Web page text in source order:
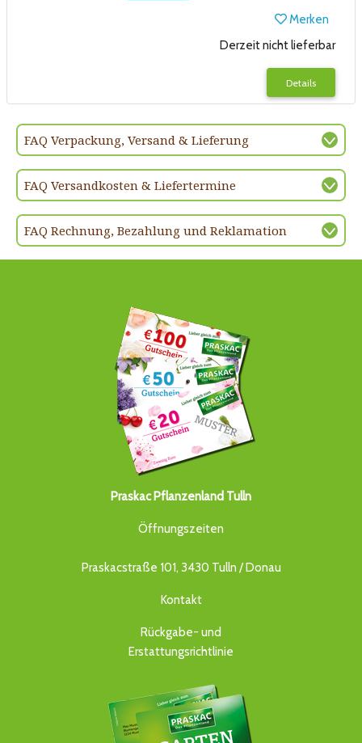
Merken
Derzeit nicht lieferbar
Details
FAQ Verpackung, Versand & Lieferung
FAQ Versandkosten & Liefertermine
FAQ Rechnung, Bezahlung und Reklamation
Praskac Pflanzenland Tulln
Öffnungszeiten
Praskacstraße 101, 3430 Tulln / Donau
Kontakt
Rückgabe- und
Erstattungsrichtlinie